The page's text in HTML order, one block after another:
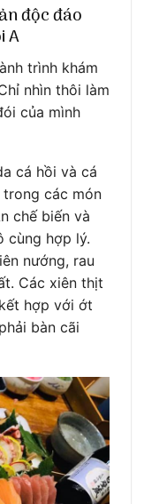
độc đáo
A
trình khám
nhìn thôi làm
của mình
cá hồi và cá
các món
chế biến và
cùng hợp lý.
nướng, rau
Các xiên thịt
hợp với ớt
bàn cãi